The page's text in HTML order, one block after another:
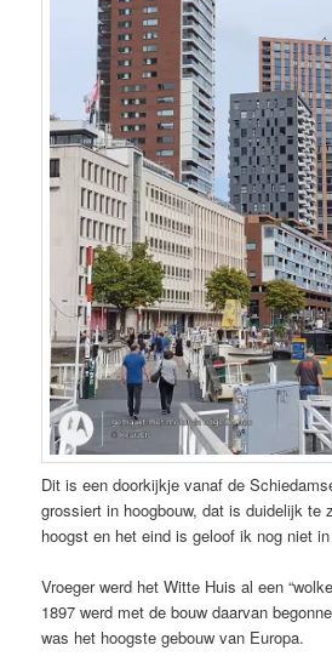
Dit is een doorkijkje vanaf de
grossiert in hoogbouw, dat is duidelijk te
hoogst en het eind is geloof ik nog niet
Vroeger werd het Witte Huis al een
1897 werd met de bouw daarvan
was het hoogste gebouw van Europa.